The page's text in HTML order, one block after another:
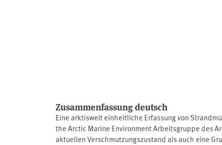
Zusammenfassung deutsch
Eine arktisweit einheitliche Erfassung von
the Arctic Marine Environment Arbeitsgruppe des
aktuellen Verschmutzungszustand als auch eine